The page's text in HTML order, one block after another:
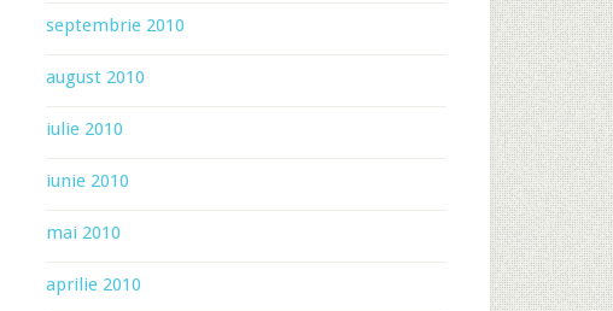
septembrie 2010
august 2010
iulie 2010
iunie 2010
mai 2010
aprilie 2010